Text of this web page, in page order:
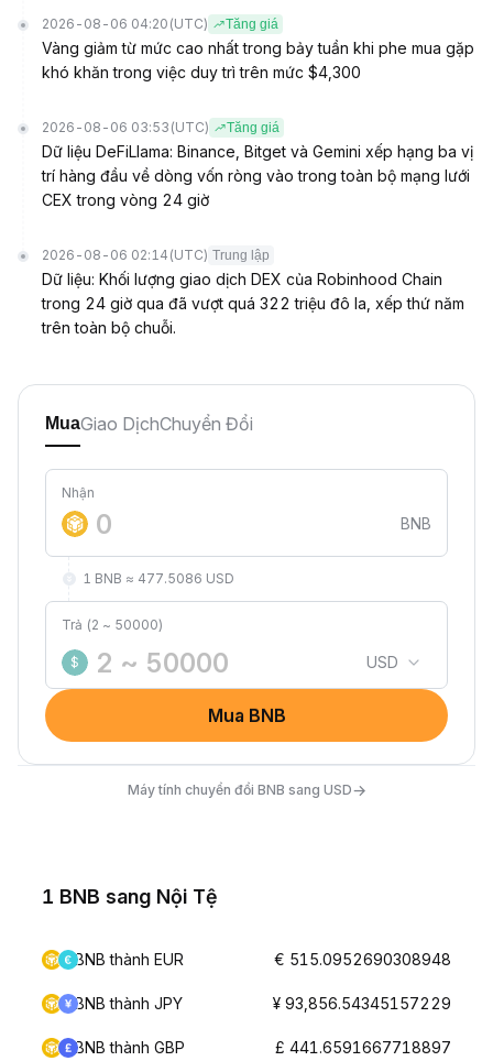
2026-08-06 04:20 (UTC) Tăng giá
Vàng giảm từ mức cao nhất trong bảy tuần khi phe mua gặp
khó khăn trong việc duy trì trên mức $4,300
2026-08-06 03:53 (UTC) Tăng giá
Dữ liệu DeFiLlama: Binance, Bitget và Gemini xếp hạng ba vị
trí hàng đầu về dòng vốn ròng vào trong toàn bộ mạng lưới
CEX trong vòng 24 giờ
2026-08-06 02:14 (UTC) Trung lập
Dữ liệu: Khối lượng giao dịch DEX của Robinhood Chain
trong 24 giờ qua đã vượt quá 322 triệu đô la, xếp thứ năm
trên toàn bộ chuỗi.
MuaGiao DịchChuyển Đổi
Nhận
BNB
1 BNB ≈ 477.5086 USD
Trả (2 ~ 50000)
$ USD
Mua BNB
Máy tính chuyển đổi BNB sang USD→
1 BNB sang Nội Tệ
BNB thành EUR € 515.0952690308948
BNB thành JPY ¥ 93,856.54345157229
BNB thành GBP £ 441.6591667718897